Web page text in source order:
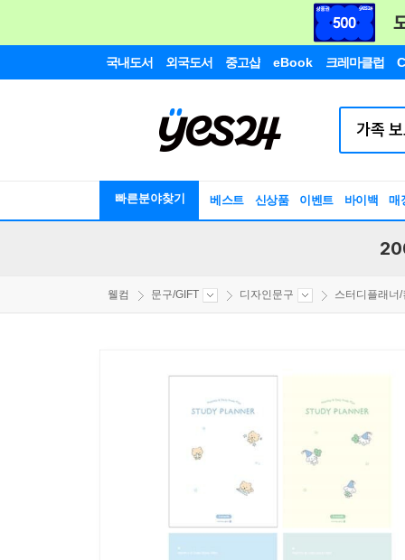
국내도서 외국도서 중고샵 eBook 크레마클럽
빠른분야찾기 베스트 신상품 이벤트 바이백 매
웰컴 문구/GIFT 디자인문구 스터디플래너/